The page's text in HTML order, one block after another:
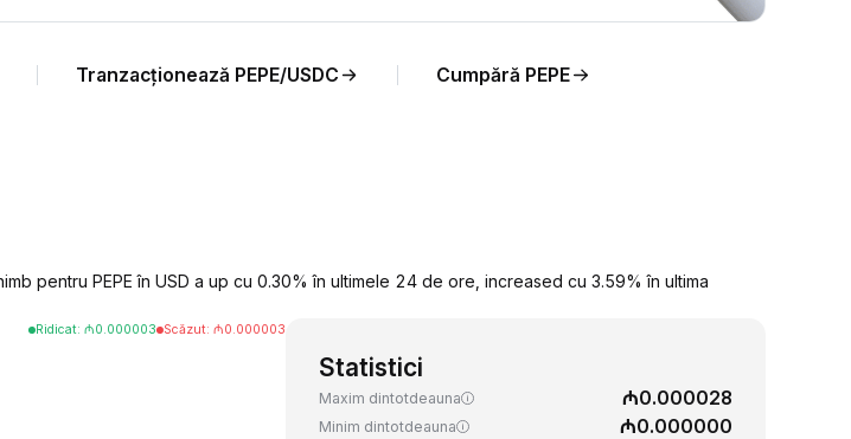
Tranzacționează PEPE/USDC Cumpără PEPE
pentru PEPE în USD a up cu 0.30% în ultimele 24 de ore, increased cu 3.59% în ultima
Ridicat: ₼0.000003 Scăzut: ₼0.000003
Statistici
Maxim dintotdeauna ₼0.000028
Minim dintotdeauna ₼0.000000